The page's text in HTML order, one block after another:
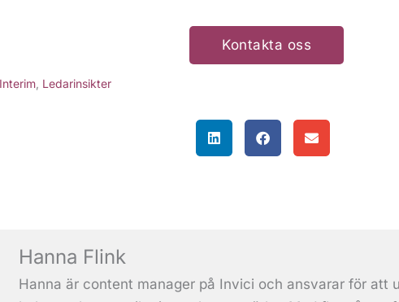
Kontakta oss
Interim Ledarinsikter
Hanna Flink
Hanna är content manager på Invici och ansvarar för att